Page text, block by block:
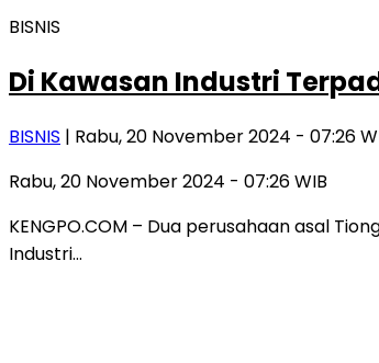
BISNIS
Di Kawasan Industri
BISNIS | Rabu, 20 November 2024 - 07:26
Rabu, 20 November 2024 - 07:26 WIB
KENGPO.COM – Dua perusahaan asal
Industri…